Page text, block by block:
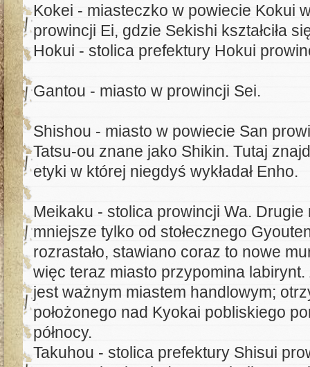
Kokei - miasteczko w powiecie Kokui
prowincji Ei, gdzie Sekishi kształciła
Hokui - stolica prefektury Hokui
Gantou - miasto w prowincji Sei.
Shishou - miasto w powiecie San
Tatsu-ou znane jako Shikin. Tutaj
etyki w której niegdyś wykładał Enho.
Meikaku - stolica prowincji Wa.
mniejsze tylko od stołecznego
rozrastało, stawiano coraz to nowe
więc teraz miasto przypomina labirynt.
jest ważnym miastem handlowym;
położonego nad Kyokai pobliskiego
północy.
Takuhou - stolica prefektury Shisui